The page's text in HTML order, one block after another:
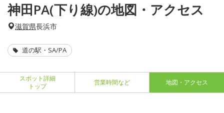
神田PA(下り線)の地図・アクセス
滋賀県長浜市
道の駅・SA/PA
スポット詳細
トップ
営業時間など 地図・アクセス